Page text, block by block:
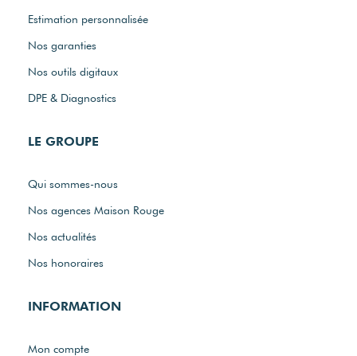
Estimation personnalisée
Nos garanties
Nos outils digitaux
DPE & Diagnostics
LE GROUPE
Qui sommes-nous
Nos agences Maison Rouge
Nos actualités
Nos honoraires
INFORMATION
Mon compte